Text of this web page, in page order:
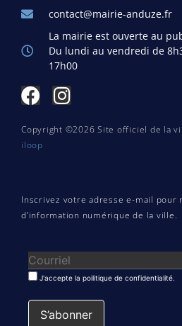
contact@mairie-anduze.fr
La mairie est ouverte au
Du lundi au vendredi de
17h00
Copyright ©2026 Site officiel de la
iloop
Inscrivez votre adresse e-mail pour
d’information numérique de la ville.
J'accepte la poilitique de confidentialité.